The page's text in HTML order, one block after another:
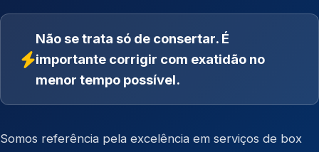
Não se trata só de consertar. É
importante corrigir com exatidão no
menor tempo possível.
Somos referência pela excelência em serviços de box